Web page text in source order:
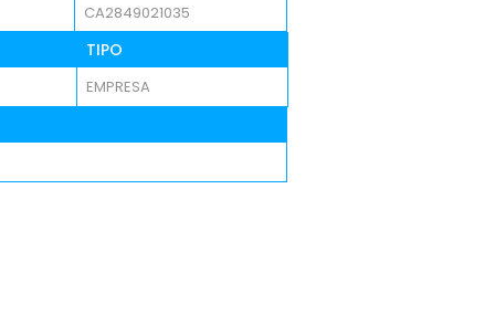
CA2849021035
TIPO
EMPRESA